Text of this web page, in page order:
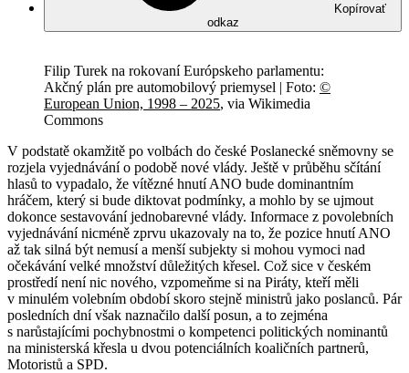
Kopírovať
odkaz
Filip Turek na rokovaní Európskeho parlamentu:
Akčný plán pre automobilový priemysel | Foto: ©
European Union, 1998 – 2025, via Wikimedia
Commons
V podstatě okamžitě po volbách do české Poslanecké sněmovny se
rozjela vyjednávání o podobě nové vlády. Ještě v průběhu sčítání
hlasů to vypadalo, že vítězné hnutí ANO bude dominantním
hráčem, který si bude diktovat podmínky, a mohlo by se ujmout
dokonce sestavování jednobarevné vlády. Informace z povolebních
vyjednávání nicméně zprvu ukazovaly na to, že pozice hnutí ANO
až tak silná být nemusí a menší subjekty si mohou vymoci nad
očekávání velké množství důležitých křesel. Což sice v českém
prostředí není nic nového, vzpomeňme si na Piráty, kteří měli
v minulém volebním období skoro stejně ministrů jako poslanců. Pár
posledních dní však naznačilo další posun, a to zejména
s narůstajícími pochybnostmi o kompetenci politických nominantů
na ministerská křesla u dvou potenciálních koaličních partnerů,
Motoristů a SPD.